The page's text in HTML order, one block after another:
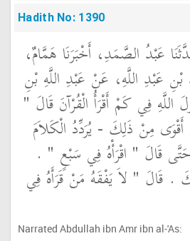
Hadith No: 1390
عَبْدُ الصَّمَدِ، أَخْبَرَنَا هَمَّامٌ،
بْنِ عَبْدِ اللَّهِ، عَنْ عَبْدِ اللَّهِ بْنِ
اللَّهِ فِي كَمْ أَقْرَأُ الْقُرْآنَ قَالَ ‏"‏
مِنْ ذَلِكَ - يُرَدِّدُ الْكَلاَمَ
قَالَ ‏"‏ اقْرَأْهُ فِي سَبْعٍ ‏"‏ ‏.‏
‏.‏ قَالَ ‏"‏ لاَ يَفْقَهُ مَنْ قَرَأَهُ فِي
Narrated Abdullah ibn Amr ibn al-'As: